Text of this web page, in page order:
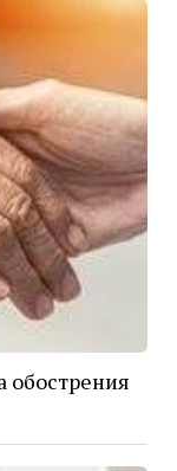
обострения